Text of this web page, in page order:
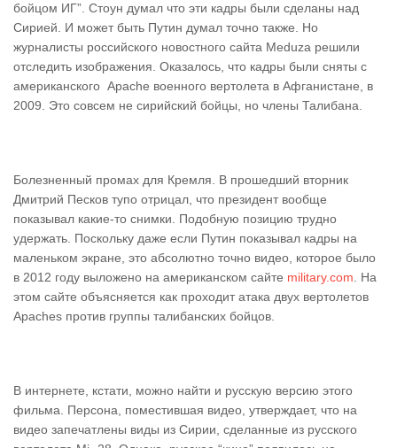
бойцом ИГ”. Стоун думал что эти кадры были сделаны над
Сирией. И может быть Путин думал точно также. Но
журналисты российского новостного сайта Meduza решили
отследить изображения. Оказалось, что кадры были сняты с
американского Аpache военного вертолета в Афганистане, в
2009. Это совсем не сирийский бойцы, но члены Талибана.
Болезненный промах для Кремля. В прошедший вторник
Дмитрий Песков тупо отрицал, что президент вообще
показывал какие-то снимки. Подобную позицию трудно
удержать. Поскольку даже если Путин показывал кадры на
маленьком экране, это абсолютно точно видео, которое было
в 2012 году выложено на американском сайте military.com . На
этом сайте объясняется как проходит атака двух вертолетов
Аpaches против группы талибанских бойцов.
В интернете, кстати, можно найти и русскую версию этого
фильма. Персона, поместившая видео, утверждает, что на
видео запечатлены виды из Сирии, сделанные из русского